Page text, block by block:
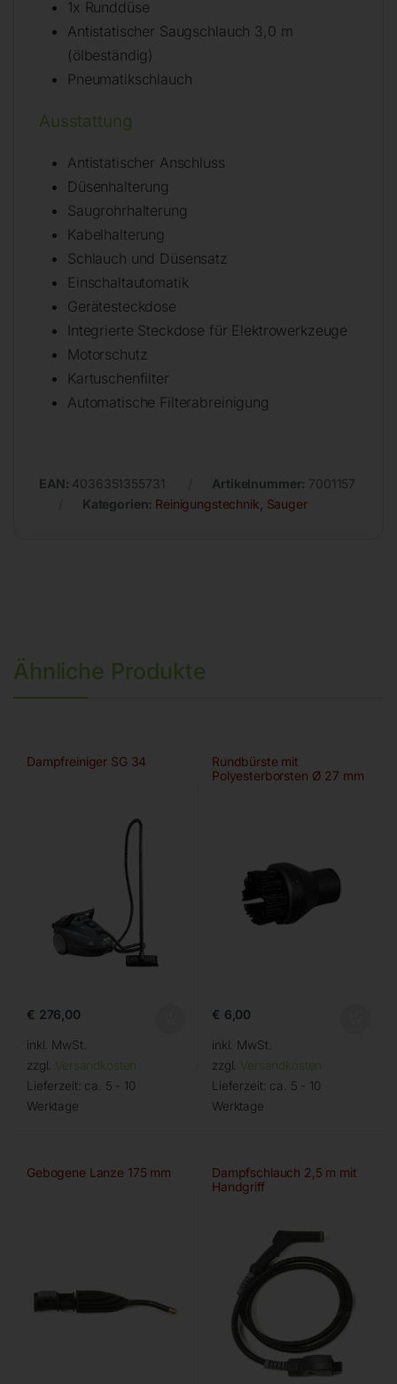
1x Runddüse
Antistatischer Saugschlauch 3,0 m
(ölbeständig)
Pneumatikschlauch
Ausstattung
Antistatischer Anschluss
Düsenhalterung
Saugrohrhalterung
Kabelhalterung
Schlauch und Düsensatz
Einschaltautomatik
Gerätesteckdose
Integrierte Steckdose für Elektrowerkzeuge
Motorschutz
Kartuschenfilter
Automatische Filterabreinigung
EAN: 4036351355731 Artikelnummer: 7001157
Kategorien: Reinigungstechnik Sauger
Ähnliche Produkte
Dampfreiniger SG 34
€ 276,00
inkl. MwSt.
zzgl. Versandkosten
Lieferzeit: ca. 5 - 10
Werktage
Rundbürste mit
Polyesterborsten Ø 27 mm
€ 6,00
inkl. MwSt.
zzgl. Versandkosten
Lieferzeit: ca. 5 - 10
Werktage
Gebogene Lanze 175 mm
Dampfschlauch 2,5 m mit
Handgriff